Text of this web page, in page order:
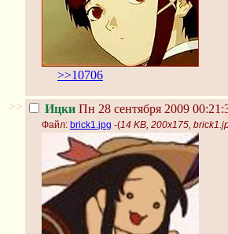
>>10706
>> Ицки Пн 28 сентября 2009
Файл: brick1.jpg -(14 KB, 200x175,